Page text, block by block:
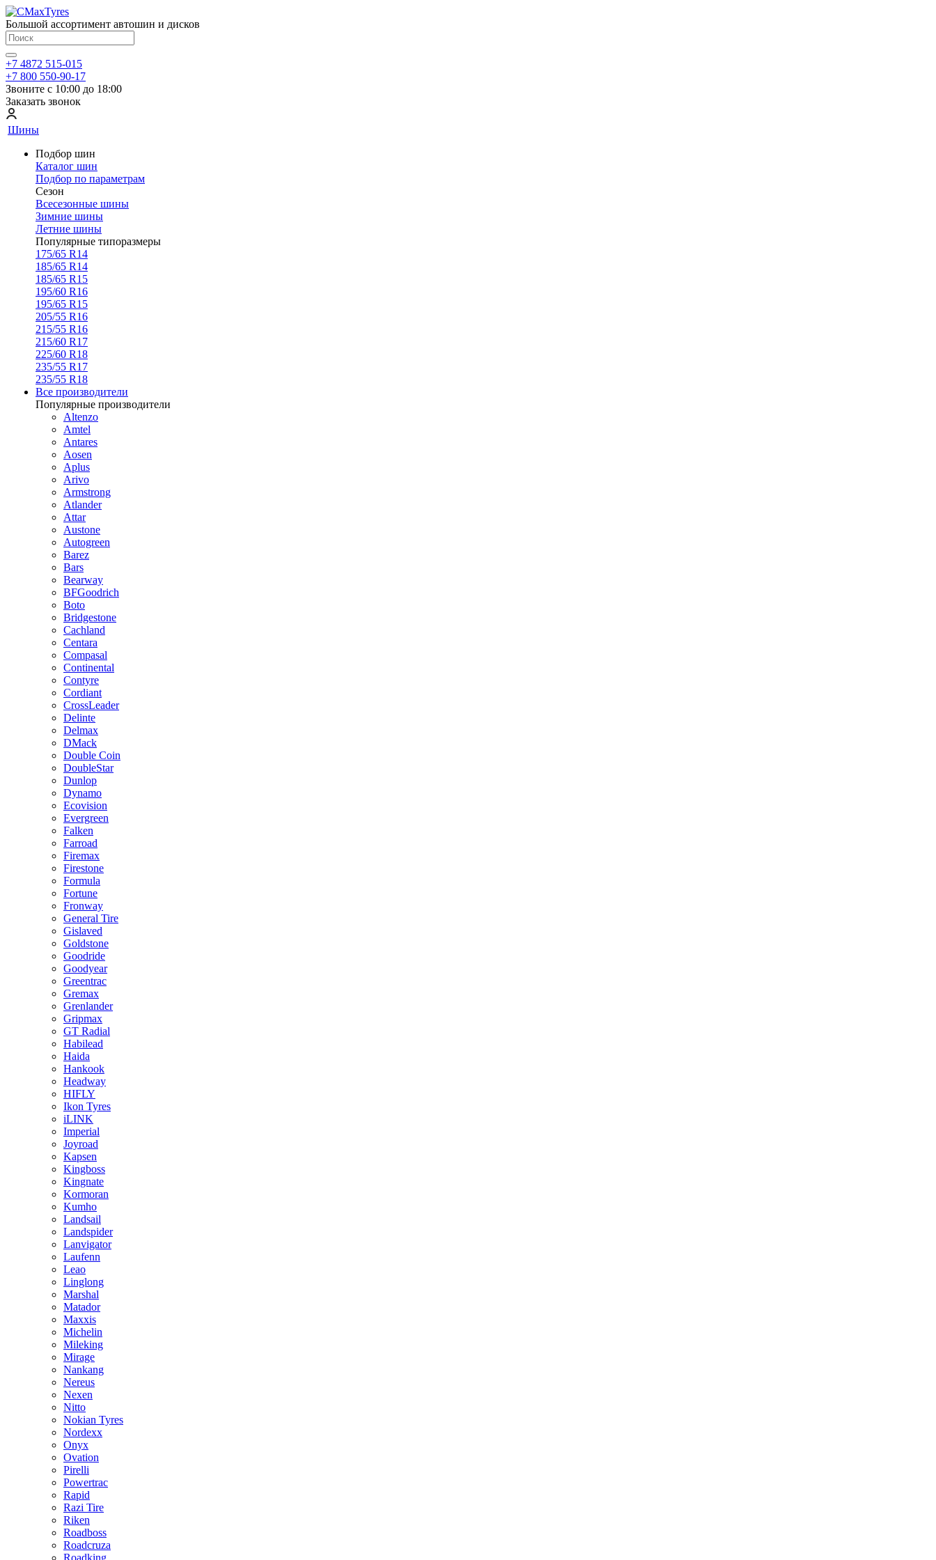
Большой ассортимент автошин и дисков
+7 4872 515-015
+7 800 550-90-17
Звоните с 10:00 до 18:00
Заказать звонок
Шины
Подбор шин
Каталог шин
Подбор по параметрам
Сезон
Всесезонные шины
Зимние шины
Летние шины
Популярные типоразмеры
175/65 R14
185/65 R14
185/65 R15
195/60 R16
195/65 R15
205/55 R16
215/55 R16
215/60 R17
225/60 R18
235/55 R17
235/55 R18
Все производители
Популярные производители
Altenzo
Amtel
Antares
Aosen
Aplus
Arivo
Armstrong
Atlander
Attar
Austone
Autogreen
Barez
Bars
Bearway
BFGoodrich
Boto
Bridgestone
Cachland
Centara
Compasal
Continental
Contyre
Cordiant
CrossLeader
Delinte
Delmax
DMack
Double Coin
DoubleStar
Dunlop
Dynamo
Ecovision
Evergreen
Falken
Farroad
Firemax
Firestone
Formula
Fortune
Fronway
General Tire
Gislaved
Goldstone
Goodride
Goodyear
Greentrac
Gremax
Grenlander
Gripmax
GT Radial
Habilead
Haida
Hankook
Headway
HIFLY
Ikon Tyres
iLINK
Imperial
Joyroad
Kapsen
Kingboss
Kingnate
Kormoran
Kumho
Landsail
Landspider
Lanvigator
Laufenn
Leao
Linglong
Marshal
Matador
Maxxis
Michelin
Mileking
Mirage
Nankang
Nereus
Nexen
Nitto
Nokian Tyres
Nordexx
Onyx
Ovation
Pirelli
Powertrac
Rapid
Razi Tire
Riken
Roadboss
Roadcruza
Roadking